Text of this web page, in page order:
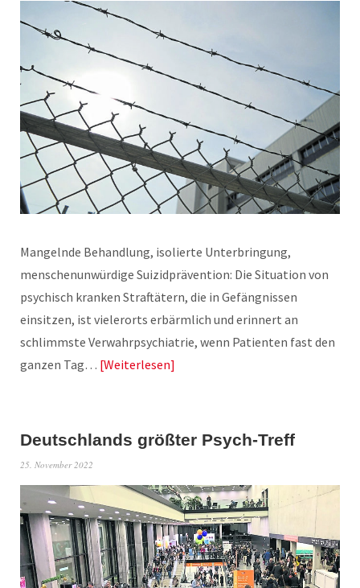
Mangelnde Behandlung, isolierte Unterbringung,
menschenunwürdige Suizidprävention: Die Situation von
psychisch kranken Straftätern, die in Gefängnissen
einsitzen, ist vielerorts erbärmlich und erinnert an
schlimmste Verwahrpsychiatrie, wenn Patienten fast den
ganzen Tag… Weiterlesen
Deutschlands größter Psych-Treff
25. November 2022